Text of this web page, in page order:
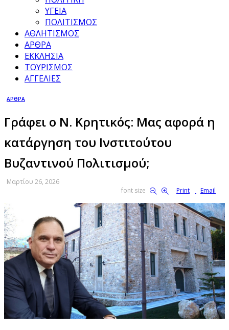
ΥΓΕΙΑ
ΠΟΛΙΤΙΣΜΟΣ
ΑΘΛΗΤΙΣΜΟΣ
ΑΡΘΡΑ
ΕΚΚΛΗΣΙΑ
ΤΟΥΡΙΣΜΟΣ
ΑΓΓΕΛΙΕΣ
ΑΡΘΡΑ
Γράφει ο Ν. Κρητικός: Μας αφορά η
κατάργηση του Ινστιτούτου
Βυζαντινού Πολιτισμού;
Μαρτίου 26, 2026
font size
Print Email